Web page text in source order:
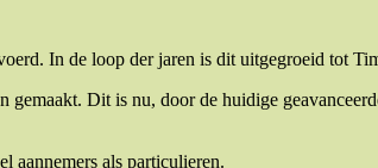
In de loop der jaren is dit uitgegroeid tot
Dit is nu, door de huidige
aannemers als particulieren.